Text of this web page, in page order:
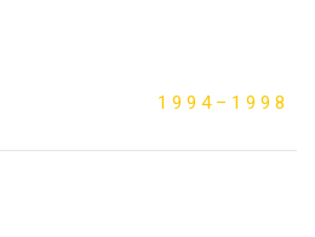
1 9 9 4 – 1 9 9 8